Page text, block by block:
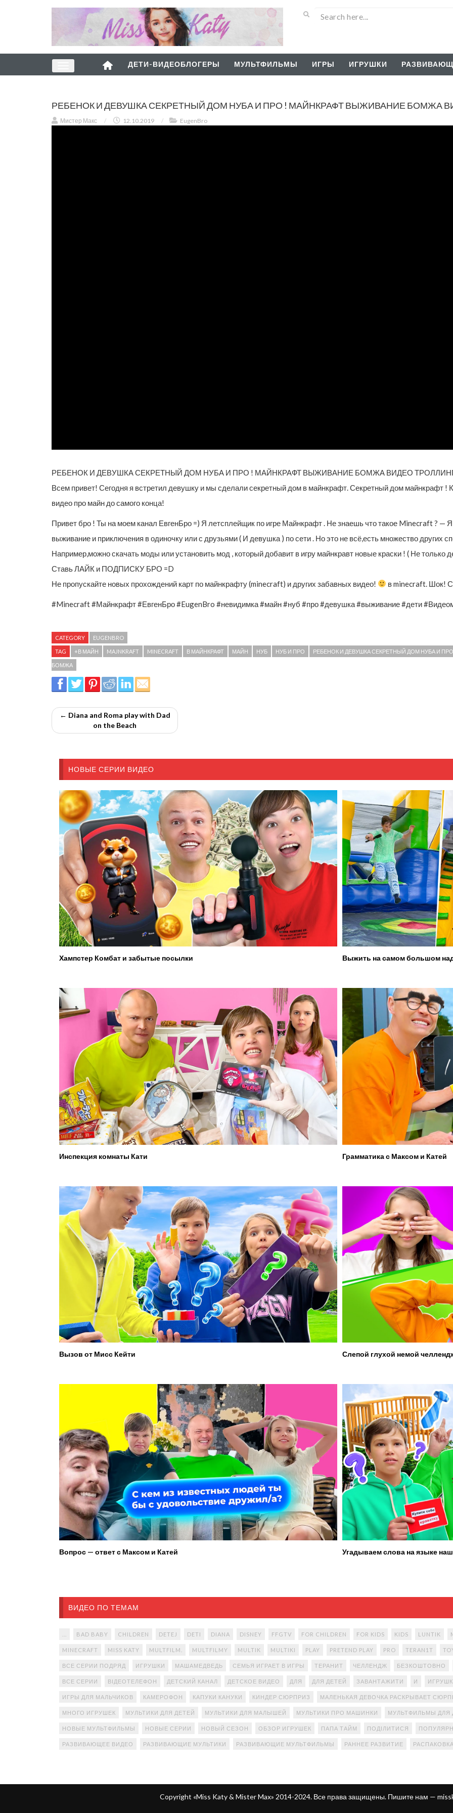
ДЕТИ-ВИДЕОБЛОГЕРЫ МУЛЬТФИЛЬМЫ ИГРЫ ИГРУШКИ
РЕБЕНОК И ДЕВУШКА СЕКРЕТНЫЙ ДОМ НУБА И ПРО ! МАЙНКРАФТ ВЫЖИВАНИЕ БОМЖА
Мистер Макс / 12.10.2019 / EugenBro
РЕБЕНОК И ДЕВУШКА СЕКРЕТНЫЙ ДОМ НУБА И ПРО ! МАЙНКРАФТ ВЫЖИВАНИЕ БОМЖА ВИДЕО ТРОЛЛИНГ
Всем привет! Сегодня я встретил девушку и мы сделали секретный дом в майнкрафт. Секретный дом майнкрафт !
видео про майн до самого конца!
Привет бро ! Ты на моем канал ЕвгенБро =) Я летсплейщик по игре Майнкрафт . Не знаешь что такое Minecraft ? —
выживание и приключения в одиночку или с друзьями ( И девушка ) по сети . Но это не всё,есть множество других
Например,можно скачать моды или установить мод , который добавит в игру майнкравт новые краски ! ( Не только
Ставь ЛАЙК и ПОДПИСКУ БРО =D
Не пропускайте новых прохождений карт по майнкрафту (minecraft) и других забавных видео!
в minecraft. Шок!
#Minecraft #Майнкрафт #ЕвгенБро #EugenBro #невидимка #майн #нуб #про #девушка #выживание #дети
CATEGORY EUGENBRO
TAG +В МАЙН MAJNKRAFT MINECRAFT В МАЙНКРАФТ МАЙН НУБ НУБ И ПРО РЕБЕНОК И ДЕВУШКА СЕКРЕТНЫЙ ДОМ НУБА И
БОМЖА
← Diana and Roma play with Dad
on the Beach
НОВЫЕ СЕРИИ ВИДЕО
Хампстер Комбат и забытые посылки Выжить на самом большом
Инспекция комнаты Кати Грамматика с Максом и Катей
Вызов от Мисс Кейти Слепой глухой немой
Вопрос — ответ с Максом и Катей Угадываем слова на языке
ВИДЕО ПО ТЕМАМ
BAD BABY CHILDREN DETEJ DETI DIANA DISNEY FFGTV FOR CHILDREN FOR KIDS KIDS LUNTIK
MINECRAFT MISS KATY MULTFILM. MULTFILMY MULTIK MULTIKI PLAY PRETEND PLAY PRO TERAN1T
ВСЕ СЕРИИ ПОДРЯД ИГРУШКИ МАШАМЕДВЕДЬ СЕМЬЯ ИГРАЕТ В ИГРЫ ТЕРАНИТ ЧЕЛЛЕНДЖ БЕЗКОШТОВНО
ВСЕ СЕРИИ ВІДЕОТЕЛЕФОН ДЕТСКИЙ КАНАЛ ДЕТСКОЕ ВИДЕО ДЛЯ ДЛЯ ДЕТЕЙ ЗАВАНТАЖИТИ И
ИГРЫ ДЛЯ МАЛЬЧИКОВ КАМЕРОФОН КАПУКИ КАНУКИ КИНДЕР СЮРПРИЗ МАЛЕНЬКАЯ ДЕВОЧКА РАСКРЫВАЕТ
МНОГО ИГРУШЕК МУЛЬТИКИ ДЛЯ ДЕТЕЙ МУЛЬТИКИ ДЛЯ МАЛЫШЕЙ МУЛЬТИКИ ПРО МАШИНКИ МУЛЬТФИЛЬМЫ ДЛЯ
НОВЫЕ МУЛЬТФИЛЬМЫ НОВЫЕ СЕРИИ НОВЫЙ СЕЗОН ОБЗОР ИГРУШЕК ПАПА ТАЙМ ПОДІЛИТИСЯ
РАЗВИВАЮЩЕЕ ВИДЕО РАЗВИВАЮЩИЕ МУЛЬТИКИ РАЗВИВАЮЩИЕ МУЛЬТФИЛЬМЫ РАННЕЕ РАЗВИТИЕ
Copyright «Miss Katy & Mister Max» 2014-2024. Все права защищены. Пишите нам —